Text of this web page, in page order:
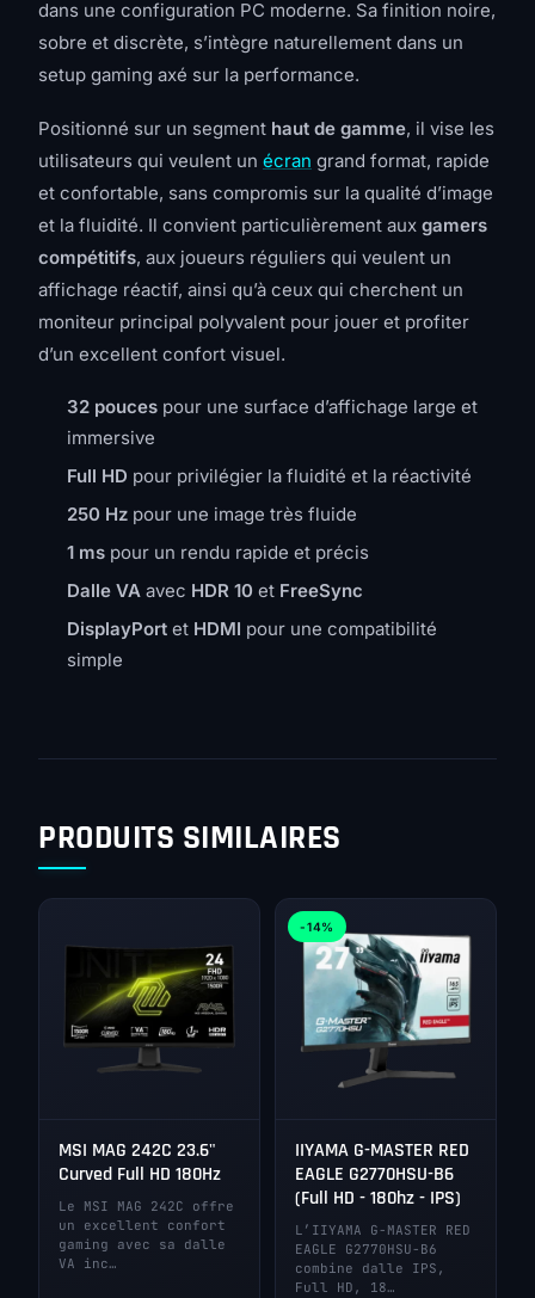
dans une configuration PC moderne. Sa finition noire,
sobre et discrète, s’intègre naturellement dans un
setup gaming axé sur la performance.
Positionné sur un segment haut de gamme, il vise les
utilisateurs qui veulent un écran grand format, rapide
et confortable, sans compromis sur la qualité d’image
et la fluidité. Il convient particulièrement aux gamers
compétitifs, aux joueurs réguliers qui veulent un
affichage réactif, ainsi qu’à ceux qui cherchent un
moniteur principal polyvalent pour jouer et profiter
d’un excellent confort visuel.
32 pouces pour une surface d’affichage large et
immersive
Full HD pour privilégier la fluidité et la réactivité
250 Hz pour une image très fluide
1 ms pour un rendu rapide et précis
Dalle VA avec HDR 10 et FreeSync
DisplayPort et HDMI pour une compatibilité
simple
PRODUITS SIMILAIRES
MSI MAG 242C 23.6"
Curved Full HD 180Hz
Le MSI MAG 242C offre
un excellent confort
gaming avec sa dalle
VA inc…
-14%
IIYAMA G-MASTER RED
EAGLE G2770HSU-B6
(Full HD - 180hz - IPS)
L’IIYAMA G-MASTER RED
EAGLE G2770HSU-B6
combine dalle IPS,
Full HD, 18…